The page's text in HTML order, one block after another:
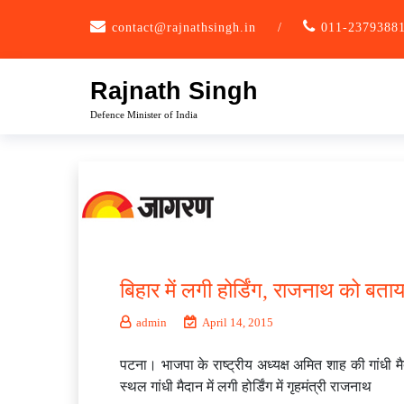
contact@rajnathsingh.in / 011-23793881
Rajnath Singh
Defence Minister of India
बिहार में लगी होर्डिंग, राजनाथ को
admin April 14, 2015
पटना। भाजपा के राष्ट्रीय अध्यक्ष अमित शाह की
स्थल गांधी मैदान में लगी होर्डिंग में गृहमंत्री राजनाथ